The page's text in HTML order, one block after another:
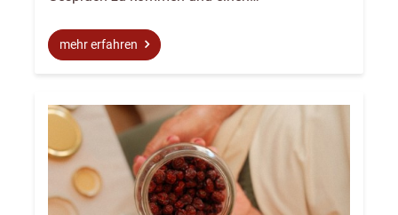
mehr erfahren